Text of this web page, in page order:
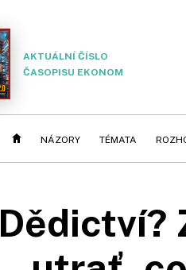
AKTUÁLNÍ ČÍSLO
ČASOPISU EKONOM
NÁZORY TÉMATA
Dědictví?